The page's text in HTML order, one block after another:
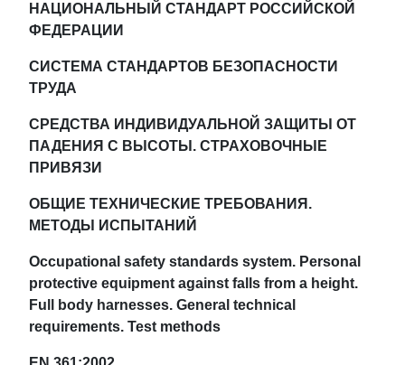
НАЦИОНАЛЬНЫЙ СТАНДАРТ РОССИЙСКОЙ
ФЕДЕРАЦИИ
СИСТЕМА СТАНДАРТОВ БЕЗОПАСНОСТИ
ТРУДА
СРЕДСТВА ИНДИВИДУАЛЬНОЙ ЗАЩИТЫ ОТ
ПАДЕНИЯ С ВЫСОТЫ. СТРАХОВОЧНЫЕ
ПРИВЯЗИ
ОБЩИЕ ТЕХНИЧЕСКИЕ ТРЕБОВАНИЯ.
МЕТОДЫ ИСПЫТАНИЙ
Occupational safety standards system. Personal
protective equipment against falls from a height.
Full body harnesses. General technical
requirements. Test methods